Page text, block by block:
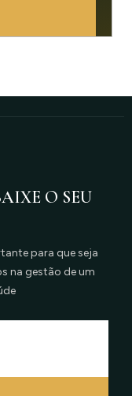
O SEU
para que seja
na gestão de um